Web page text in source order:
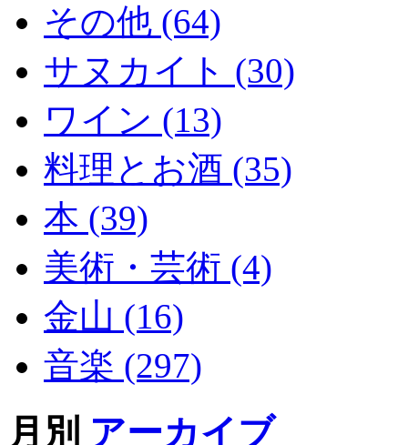
その他 (64)
サヌカイト (30)
ワイン (13)
料理とお酒 (35)
本 (39)
美術・芸術 (4)
金山 (16)
音楽 (297)
月別 アーカイブ